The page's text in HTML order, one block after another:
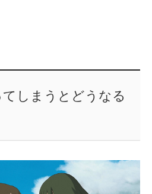
しまうとどうなる